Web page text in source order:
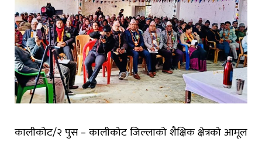
कालीकोट/२ पुस – कालीकोट जिल्लाको शैक्षिक क्षेत्रको आमूल